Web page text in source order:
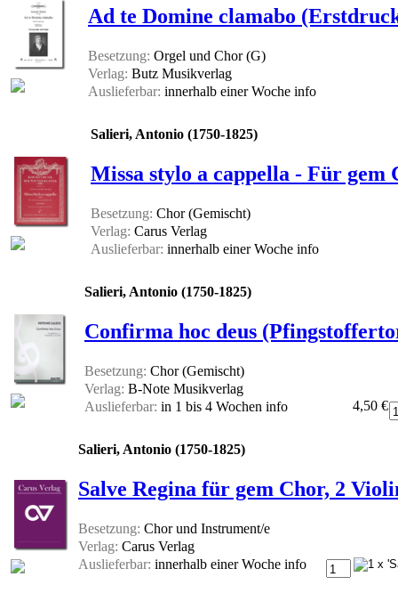
Ad te Domine clamabo
Besetzung: Orgel und Chor (G)
Verlag: Butz Musikverlag
Auslieferbar: innerhalb einer Woche info
Salieri, Antonio (1750-1825)
Missa stylo a cappella - Für
Besetzung: Chor (Gemischt)
Verlag: Carus Verlag
Auslieferbar: innerhalb einer Woche info
Salieri, Antonio (1750-1825)
Confirma hoc deus
Besetzung: Chor (Gemischt)
Verlag: B-Note Musikverlag
Auslieferbar: in 1 bis 4 Wochen info 4,50 €
Salieri, Antonio (1750-1825)
Salve Regina für gem Chor, 2
Besetzung: Chor und Instrument/e
Verlag: Carus Verlag
Auslieferbar: innerhalb einer Woche info